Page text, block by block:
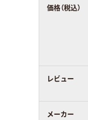
価格（税込）
レビュー
メーカー